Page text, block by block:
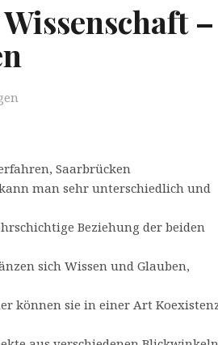
–
Saarbrücken
man sehr unterschiedlich und
Beziehung der beiden
sich Wissen und Glauben,
können sie in einer Art